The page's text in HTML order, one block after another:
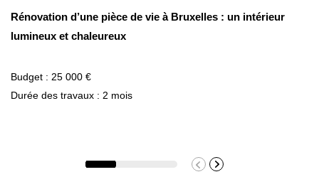
(dimensions personnalisées)
Rénovation d’une pièce de vie à Bruxelles : un intérieur
lumineux et chaleureux
Budget : 25 000 €
Durée des travaux : 2 mois